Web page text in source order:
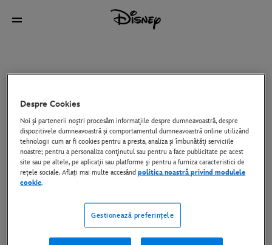
Despre Cookies
Noi şi partenerii noştri procesăm informaţiile despre dumneavoastră, despre
dispozitivele dumneavoastră şi comportamentul dumneavoastră online utilizând
tehnologii cum ar fi cookies pentru a presta, analiza şi îmbunătăţi serviciile
noastre; pentru a personaliza conţinutul sau pentru a face publicitate pe acest
site sau pe altele, pe aplicaţii sau platforme şi pentru a furniza caracteristici de
rețele sociale. Aflați mai multe accesândpolitica noastră privind modulele
cookie.
Gestionează preferințele